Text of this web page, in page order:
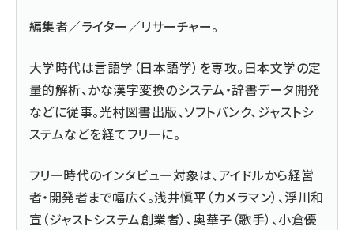
編集者／ライター／リサーチャー。
大学時代は言語学（日本語学）を専攻。日本文学の定
量的解析、かな漢字変換のシステム・辞書データ開発
などに従事。光村図書出版、ソフトバンク、ジャストシ
ステムなどを経てフリーに。
フリー時代のインタビュー対象は、アイドルから経営
者・開発者まで幅広く。浅井愼平（カメラマン）、浮川和
宣（ジャストシステム創業者）、奥華子（歌手）、小倉優